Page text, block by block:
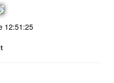
12:51:25